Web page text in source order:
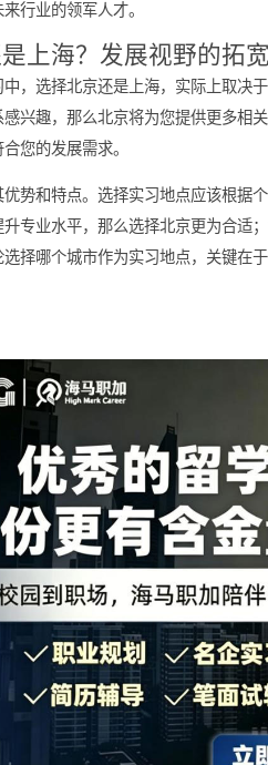
作和学习。
上海的创新优势
前景方面，上海则更具有创新
提供了更多参与创新项目的机会
还是上海？发展视野
习中，选择北京还是上海，实
系感兴趣，那么北京将为您提
有其优势和特点。选择实习地点
，提升专业水平，那么选择北京
无论选择哪个城市作为实习地点